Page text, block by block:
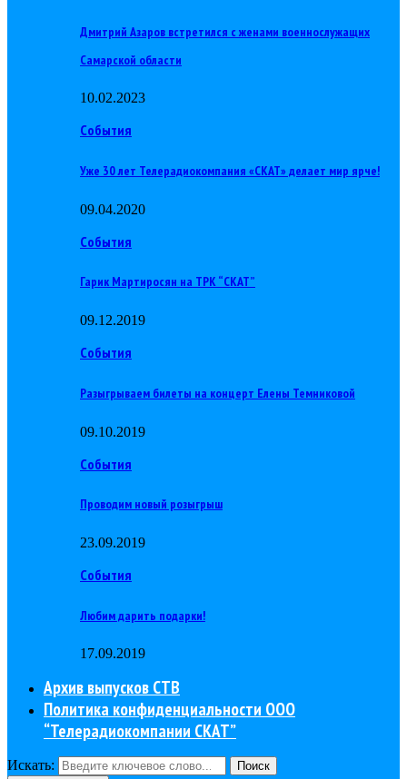
Дмитрий Азаров встретился с женами военнослужащих
Самарской области
10.02.2023
События
Уже 30 лет Телерадиокомпания «СКАТ» делает мир ярче!
09.04.2020
События
Гарик Мартиросян на ТРК “СКАТ”
09.12.2019
События
Разыгрываем билеты на концерт Елены Темниковой
09.10.2019
События
Проводим новый розыгрыш
23.09.2019
События
Любим дарить подарки!
17.09.2019
Архив выпусков СТВ
Политика конфиденциальности ООО
“Телерадиокомпании СКАТ”
Искать:
Поиск